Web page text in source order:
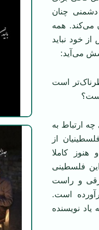
دشمنی چنان
می‌کند. همه
از خود نبايد
می‌آيد:
است
ارتباط به
از
کاملا
فلسطينی
و راست
است.
نويسنده